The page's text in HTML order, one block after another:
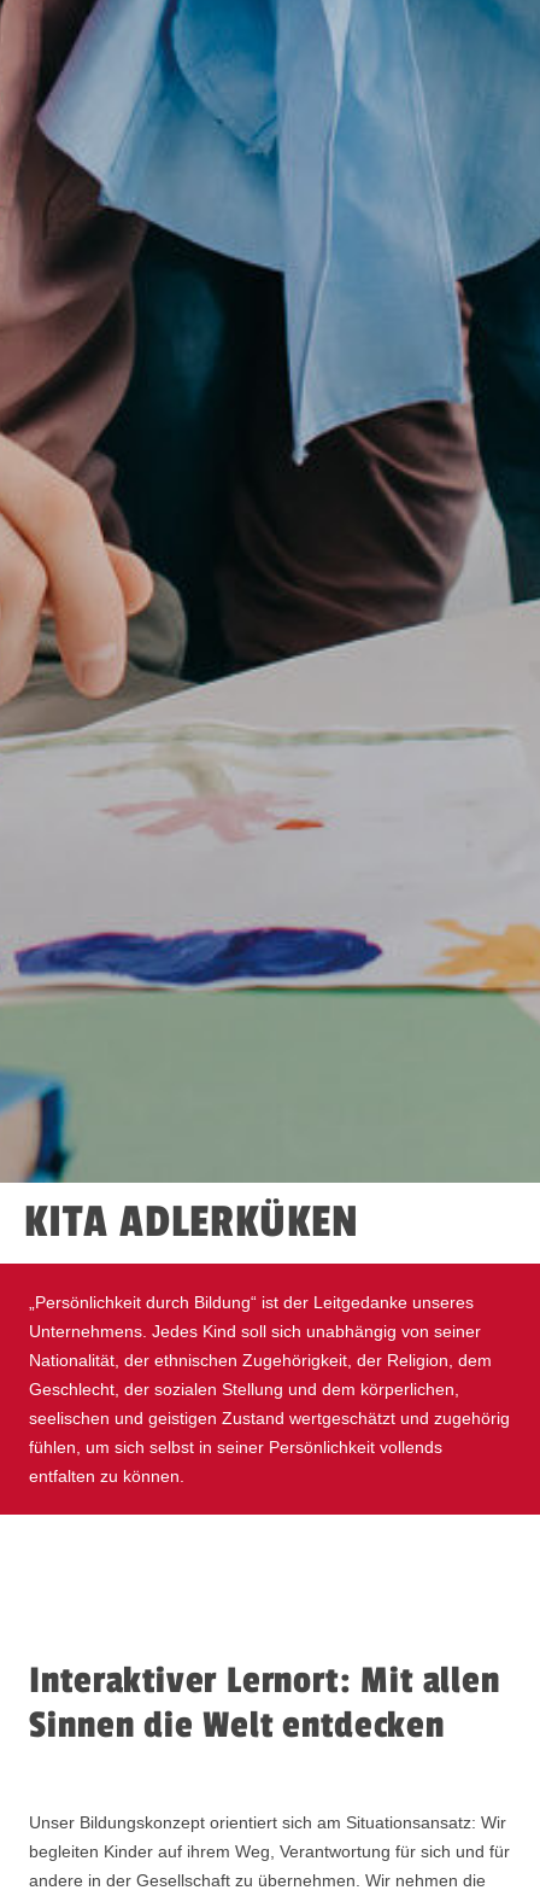
KITA ADLERKÜKEN
„Persönlichkeit durch Bildung“ ist der Leitgedanke unseres
Unternehmens. Jedes Kind soll sich unabhängig von seiner
Nationalität, der ethnischen Zugehörigkeit, der Religion, dem
Geschlecht, der sozialen Stellung und dem körperlichen,
seelischen und geistigen Zustand wertgeschätzt und zugehörig
fühlen, um sich selbst in seiner Persönlichkeit vollends
entfalten zu können.
Interaktiver Lernort: Mit allen
Sinnen die Welt entdecken
Unser Bildungskonzept orientiert sich am Situationsansatz: Wir
begleiten Kinder auf ihrem Weg, Verantwortung für sich und für
andere in der Gesellschaft zu übernehmen. Wir nehmen die